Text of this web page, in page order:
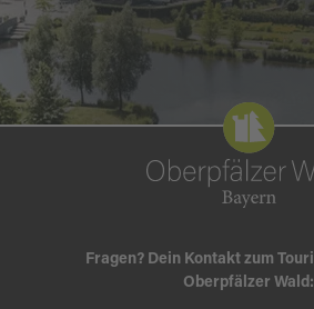
Fragen? Dein Kontakt zum
Oberpfälzer Wald: